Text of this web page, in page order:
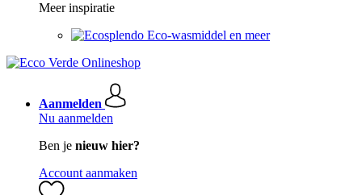
Meer inspiratie
Eco-wasmiddel en meer
Aanmelden
Nu aanmelden
Ben je nieuw hier?
Account aanmaken